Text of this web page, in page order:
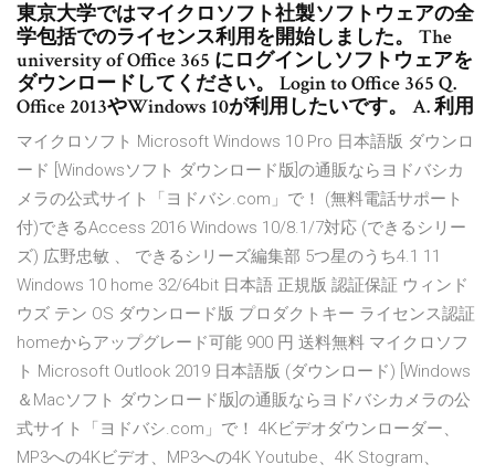
東京大学ではマイクロソフト社製ソフトウェアの全
学包括でのライセンス利用を開始しました。 The
university of Office 365 にログインしソフトウェアを
ダウンロードしてください。 Login to Office 365 Q.
Office 2013やWindows 10が利用したいです。 A. 利用
マイクロソフト Microsoft Windows 10 Pro 日本語版 ダウンロ
ード [Windowsソフト ダウンロード版]の通販ならヨドバシカ
メラの公式サイト「ヨドバシ.com」で！ (無料電話サポート
付)できるAccess 2016 Windows 10/8.1/7対応 (できるシリー
ズ) 広野忠敏 、 できるシリーズ編集部 5つ星のうち4.1 11
Windows 10 home 32/64bit 日本語 正規版 認証保証 ウィンド
ウズ テン OS ダウンロード版 プロダクトキー ライセンス認証
homeからアップグレード可能 900 円 送料無料 マイクロソフ
ト Microsoft Outlook 2019 日本語版 (ダウンロード) [Windows
＆Macソフト ダウンロード版]の通販ならヨドバシカメラの公
式サイト「ヨドバシ.com」で！ 4Kビデオダウンローダー、
MP3への4Kビデオ、MP3への4K Youtube、4K Stogram、